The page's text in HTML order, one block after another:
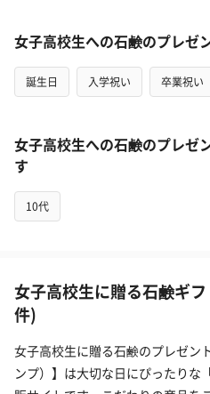
女子高校生への石鹸のプレゼ
誕生日 入学祝い 卒業祝い
女子高校生への石鹸のプレゼ
す
10代
女子高校生に贈る石鹸ギ
件)
女子高校生に贈る石鹸のプレゼン
ンプ）】は大切な日にぴったりな